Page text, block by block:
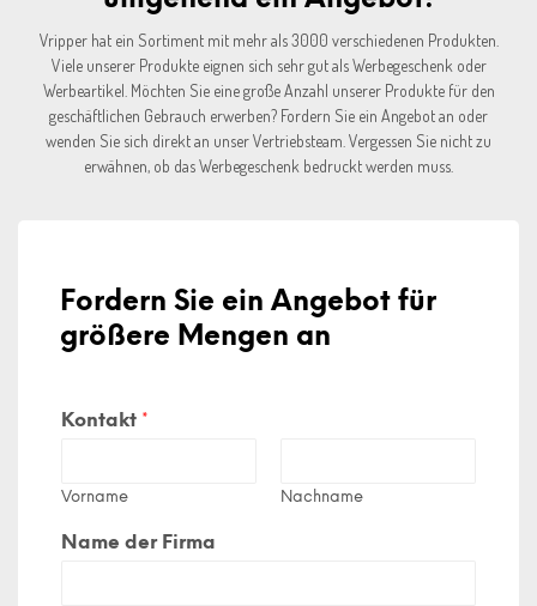
Vripper hat ein Sortiment mit mehr als 3000 verschiedenen Produkten.
Viele unserer Produkte eignen sich sehr gut als Werbegeschenk oder
Werbeartikel. Möchten Sie eine große Anzahl unserer Produkte für den
geschäftlichen Gebrauch erwerben? Fordern Sie ein Angebot an oder
wenden Sie sich direkt an unser Vertriebsteam. Vergessen Sie nicht zu
erwähnen, ob das Werbegeschenk bedruckt werden muss.
Fordern Sie ein Angebot für
größere Mengen an
Kontakt *
Vorname Nachname
Name der Firma